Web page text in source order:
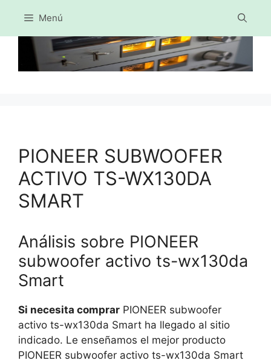
Saltar
al
contenido
Menú
PIONEER SUBWOOFER
ACTIVO TS-WX130DA
SMART
Análisis sobre PIONEER
subwoofer activo ts-wx130da
Smart
Si necesita comprar PIONEER subwoofer
activo ts-wx130da Smart ha llegado al sitio
indicado. Le enseñamos el mejor producto
PIONEER subwoofer activo ts-wx130da Smart